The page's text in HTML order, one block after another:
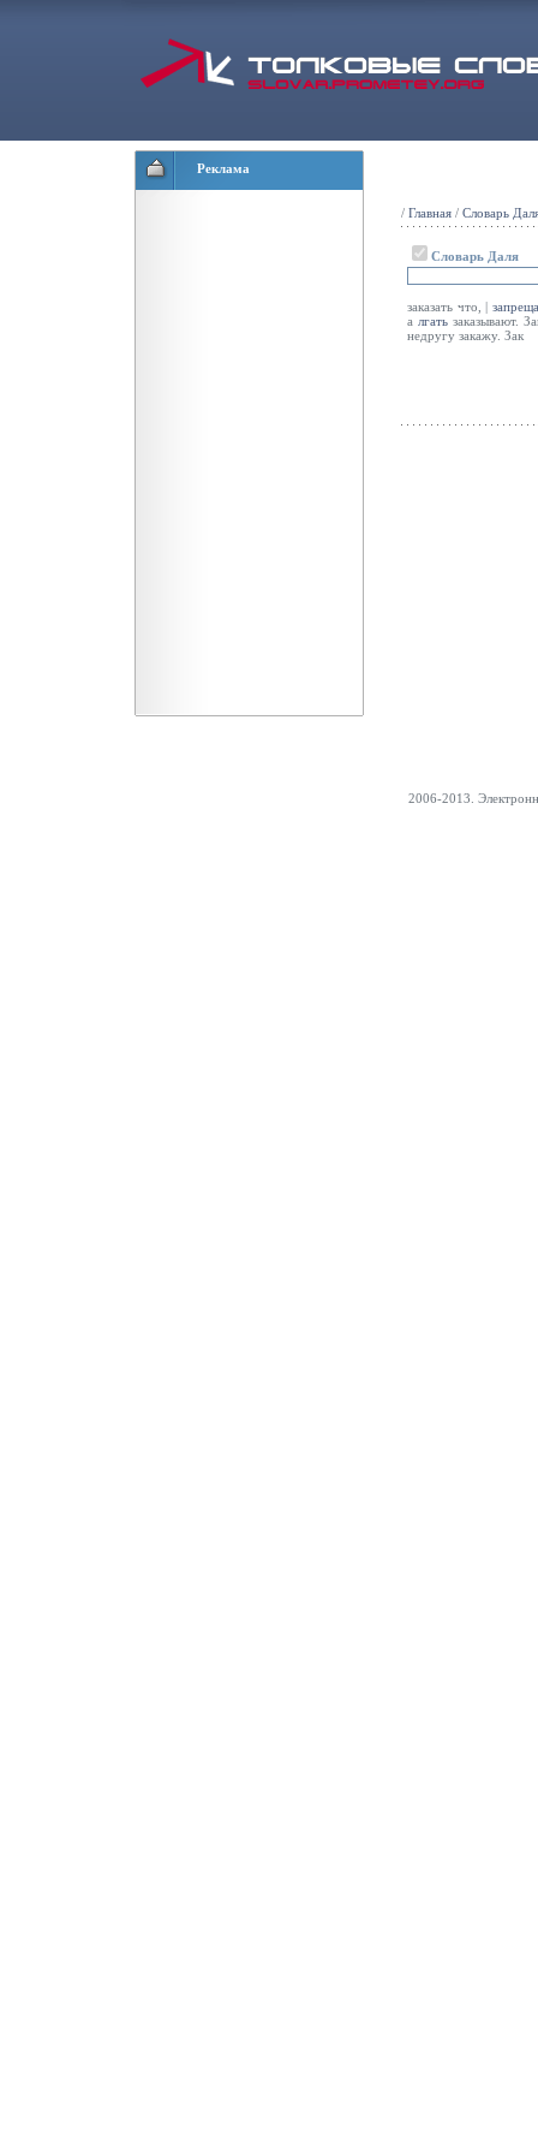
Реклама
/ Главная / Словарь
Словарь Даля
заказать что, |
а лгатьзаказывают.
недругу закажу. Зак
2006-2013.